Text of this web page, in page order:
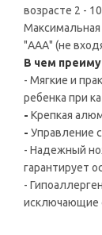
возрасте 2 -
Максимальная
"ААА" (не
В чем
- Мягкие и
ребенка при
- Крепкая
- Управление
- Надежный
гарантирует
-
исключающие